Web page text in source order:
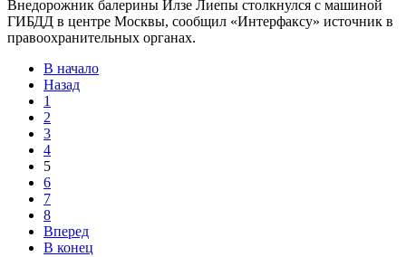
Внедорожник балерины Илзе Лиепы столкнулся с машиной
ГИБДД в центре Москвы, сообщил «Интерфаксу» источник в
правоохранительных органах.
В начало
Назад
1
2
3
4
5
6
7
8
Вперед
В конец